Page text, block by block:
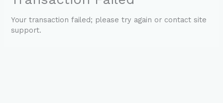
Your transaction failed; please try again or contact site
support.